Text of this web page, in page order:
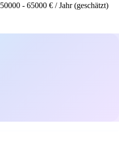
50000 - 65000 € / Jahr (geschätzt)